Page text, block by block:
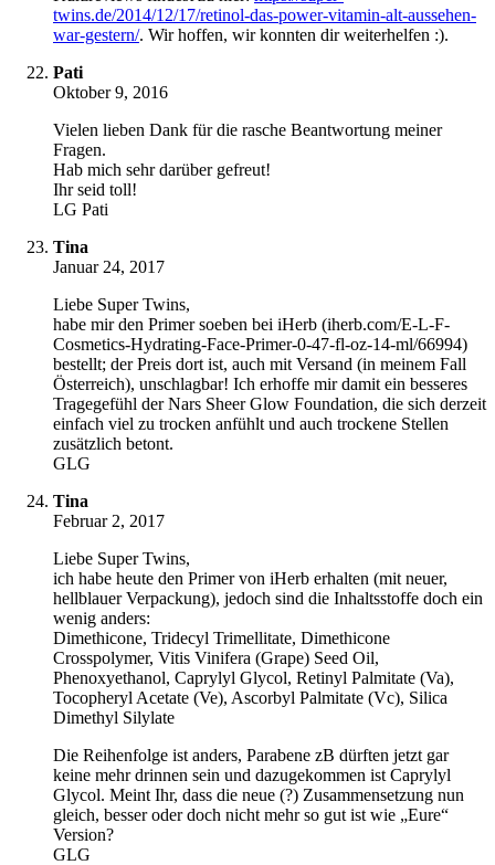
twins.de/2014/12/17/retinol-das-power-vitamin-alt-aussehen-
war-gestern/. Wir hoffen, wir konnten dir weiterhelfen :).
Pati
Oktober 9, 2016
Vielen lieben Dank für die rasche Beantwortung meiner
Fragen.
Hab mich sehr darüber gefreut!
Ihr seid toll!
LG Pati
Tina
Januar 24, 2017
Liebe Super Twins,
habe mir den Primer soeben bei iHerb (iherb.com/E-L-F-
Cosmetics-Hydrating-Face-Primer-0-47-fl-oz-14-ml/66994)
bestellt; der Preis dort ist, auch mit Versand (in meinem Fall
Österreich), unschlagbar! Ich erhoffe mir damit ein besseres
Tragegefühl der Nars Sheer Glow Foundation, die sich derzeit
einfach viel zu trocken anfühlt und auch trockene Stellen
zusätzlich betont.
GLG
Tina
Februar 2, 2017
Liebe Super Twins,
ich habe heute den Primer von iHerb erhalten (mit neuer,
hellblauer Verpackung), jedoch sind die Inhaltsstoffe doch ein
wenig anders:
Dimethicone, Tridecyl Trimellitate, Dimethicone
Crosspolymer, Vitis Vinifera (Grape) Seed Oil,
Phenoxyethanol, Caprylyl Glycol, Retinyl Palmitate (Va),
Tocopheryl Acetate (Ve), Ascorbyl Palmitate (Vc), Silica
Dimethyl Silylate
Die Reihenfolge ist anders, Parabene zB dürften jetzt gar
keine mehr drinnen sein und dazugekommen ist Caprylyl
Glycol. Meint Ihr, dass die neue (?) Zusammensetzung nun
gleich, besser oder doch nicht mehr so gut ist wie „Eure“
Version?
GLG